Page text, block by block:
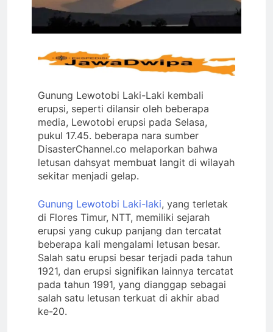
Gunung Lewotobi Laki-Laki kembali
erupsi, seperti dilansir oleh beberapa
media, Lewotobi erupsi pada Selasa,
pukul 17.45. beberapa nara sumber
DisasterChannel.co melaporkan bahwa
letusan dahsyat membuat langit di wilayah
sekitar menjadi gelap.
Gunung Lewotobi Laki-laki, yang terletak
di Flores Timur, NTT, memiliki sejarah
erupsi yang cukup panjang dan tercatat
beberapa kali mengalami letusan besar.
Salah satu erupsi besar terjadi pada tahun
1921, dan erupsi signifikan lainnya tercatat
pada tahun 1991, yang dianggap sebagai
salah satu letusan terkuat di akhir abad
ke-20.